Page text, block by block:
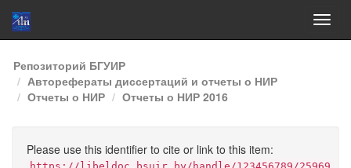
Skip
navigation
Репозиторий БГУИР
Авторефераты диссертаций и отчеты о НИР
Отчеты о НИР
Отчеты о НИР 2016
Please use this identifier to cite or link to this item: